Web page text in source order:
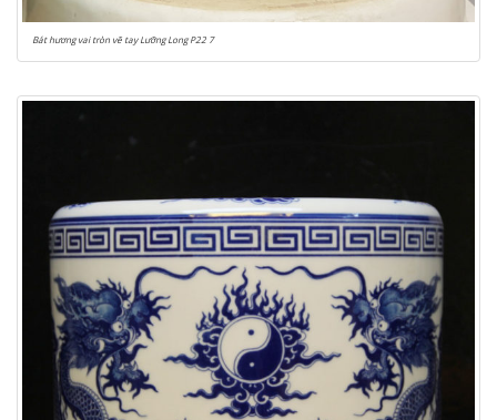
Bát hương vai tròn vẽ tay Lưỡng Long P22 7